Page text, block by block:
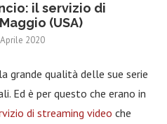
il servizio di
(USA)
2020
grande qualità delle sue serie
Ed è per questo che erano in
di streaming video che